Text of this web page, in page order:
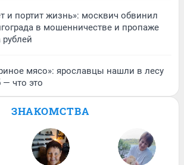
и портит жизнь»: москвич обвинил
в мошенничестве и пропаже
мясо»: ярославцы нашли в лесу
что это
ЗНАКОМСТВА